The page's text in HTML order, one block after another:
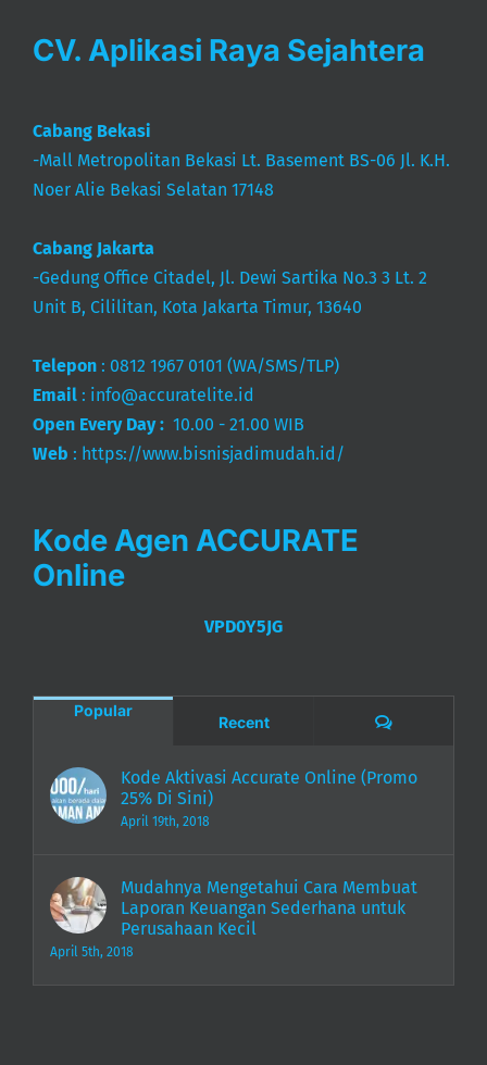
CV. Aplikasi Raya Sejahtera
Cabang Bekasi
-Mall Metropolitan Bekasi Lt. Basement BS-06 Jl. K.H.
Noer Alie Bekasi Selatan 17148
Cabang Jakarta
-Gedung Office Citadel, Jl. Dewi Sartika No.3 3 Lt. 2
Unit B, Cililitan, Kota Jakarta Timur, 13640
Telepon : 0812 1967 0101 (WA/SMS/TLP)
Email : info@accuratelite.id
Open Every Day : 10.00 - 21.00 WIB
Web : https://www.bisnisjadimudah.id/
Kode Agen ACCURATE
Online
VPD0Y5JG
Popular
Recent Comments
Kode Aktivasi Accurate Online (Promo
25% Di Sini)
April 19th, 2018
Mudahnya Mengetahui Cara Membuat
Laporan Keuangan Sederhana untuk
Perusahaan Kecil
April 5th, 2018